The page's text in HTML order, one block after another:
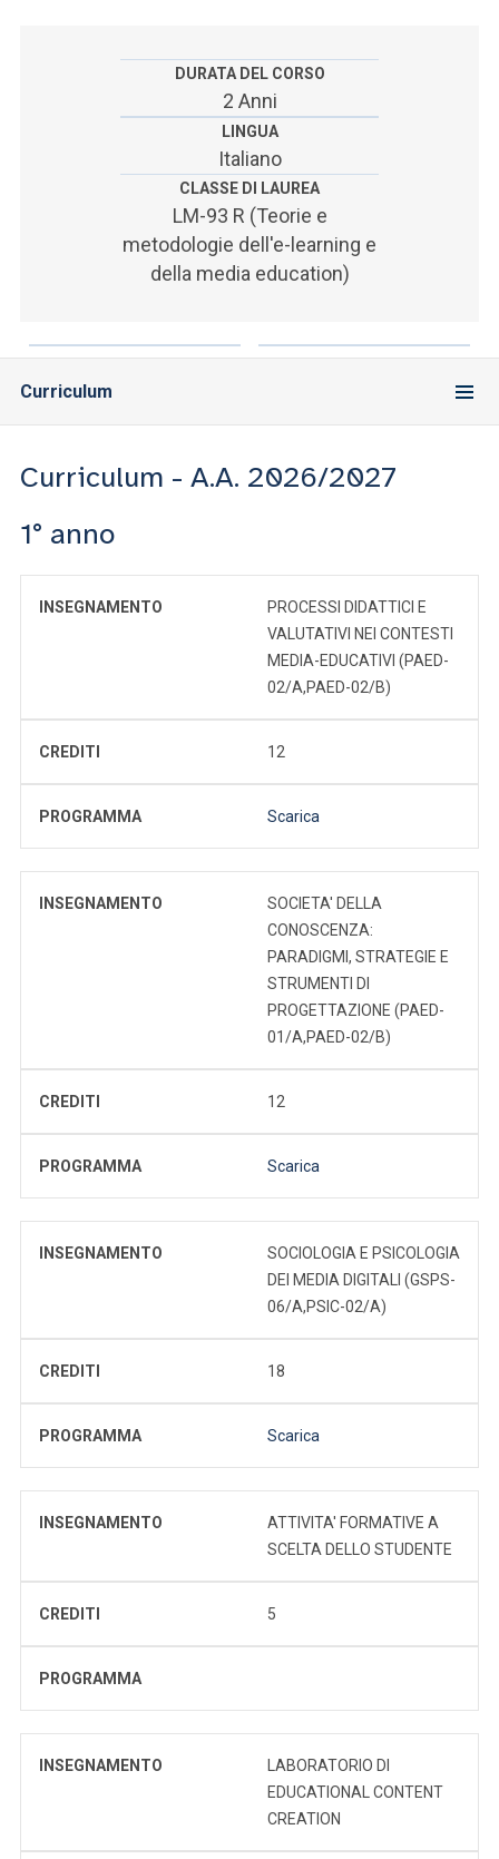
SEI UN DOCENTE O UN MEMBRO DELLO STAFF
DURATA DEL CORSO
2 Anni
LINGUA
Italiano
CLASSE DI LAUREA
LM-93 R (Teorie e
metodologie dell'e-learning e
della media education)
Curriculum
Curriculum - A.A. 2026/2027
1° anno
INSEGNAMENTO
PROCESSI DIDATTICI E
VALUTATIVI NEI CONTESTI
MEDIA-EDUCATIVI (PAED-
02/A,PAED-02/B)
CREDITI 12
PROGRAMMA Scarica
INSEGNAMENTO
SOCIETA' DELLA
CONOSCENZA:
PARADIGMI, STRATEGIE E
STRUMENTI DI
PROGETTAZIONE (PAED-
01/A,PAED-02/B)
CREDITI 12
PROGRAMMA Scarica
INSEGNAMENTO
SOCIOLOGIA E PSICOLOGIA
DEI MEDIA DIGITALI (GSPS-
06/A,PSIC-02/A)
CREDITI 18
PROGRAMMA Scarica
INSEGNAMENTO
ATTIVITA' FORMATIVE A
SCELTA DELLO STUDENTE
CREDITI 5
PROGRAMMA
INSEGNAMENTO
LABORATORIO DI
EDUCATIONAL CONTENT
CREATION